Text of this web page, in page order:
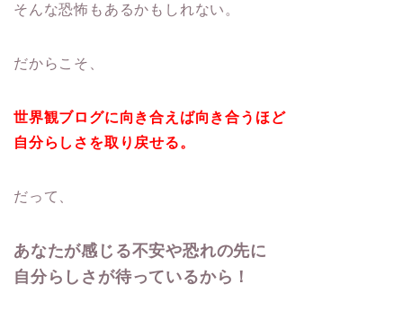
そんな恐怖もあるかもしれない。
だからこそ、
世界観ブログに向き合えば向き合うほど
自分らしさを取り戻せる。
だって、
あなたが感じる不安や恐れの先に
自分らしさが待っているから！